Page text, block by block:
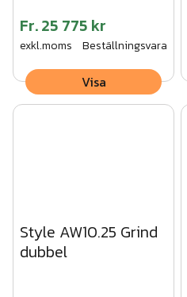
Fr.25 775 kr
exkl.moms Beställningsvara
Visa
Style AW10.25 Grind
dubbel